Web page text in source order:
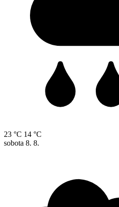
23 °C 14 °C
sobota 8. 8.